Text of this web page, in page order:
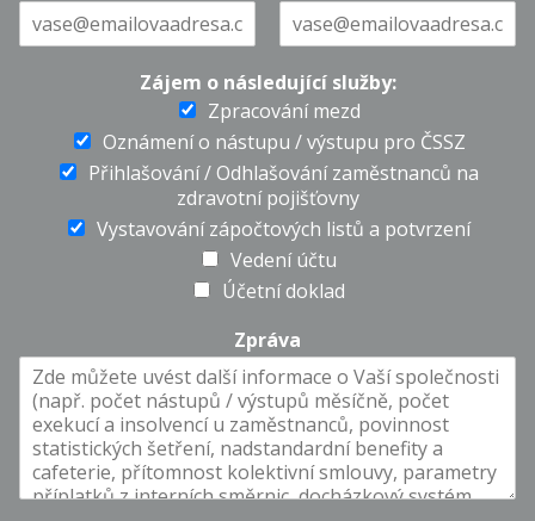
o
t
v
ď
t
e
-
a
i
l
Zájem o následující služby:
Zpracování mezd
Oznámení o nástupu / výstupu pro ČSSZ
Přihlašování / Odhlašování zaměstnanců na
zdravotní pojišťovny
Vystavování zápočtových listů a potvrzení
Vedení účtu
Účetní doklad
Zpráva